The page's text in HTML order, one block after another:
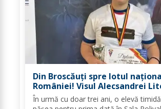
Din Broscăuți spre lotul
României! Visul Alecsandrei
realitate
În urmă cu doar trei ani, o elevă